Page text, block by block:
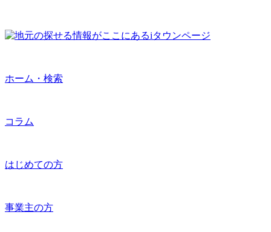
ホーム・検索
コラム
はじめての方
事業主の方